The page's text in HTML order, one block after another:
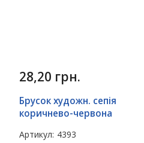
28,20 грн.
Брусок художн. сепія
коричнево-червона
Артикул: 4393